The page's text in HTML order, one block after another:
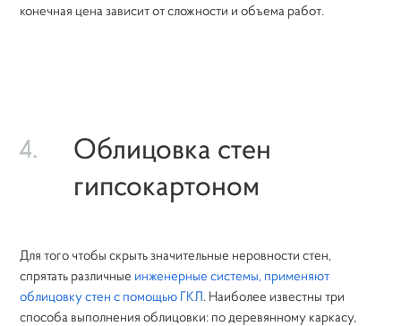
конечная цена зависит от сложности и объема работ.
4.
Облицовка стен
гипсокартоном
Для того чтобы скрыть значительные неровности стен,
спрятать различные инженерные системы, применяют
облицовку стен с помощью ГКЛ. Наиболее известны три
способа выполнения облицовки: по деревянному каркасу,